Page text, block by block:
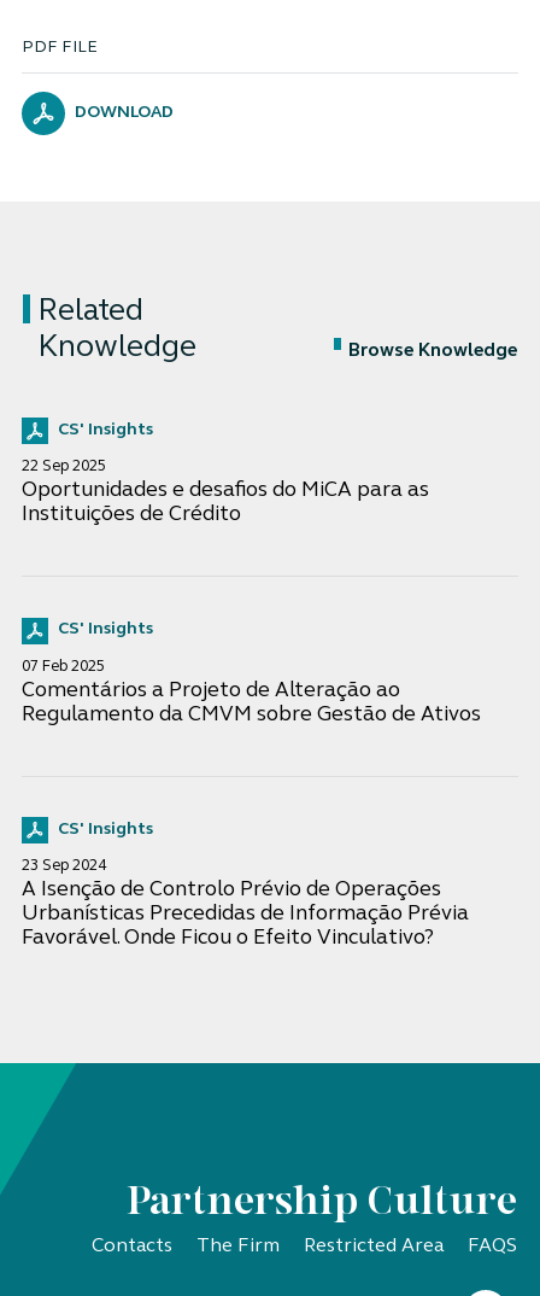
PDF FILE
DOWNLOAD
Related
Knowledge
Browse Knowledge
CS' Insights
22 Sep 2025
Oportunidades e desafios do MiCA para as
Instituições de Crédito
CS' Insights
07 Feb 2025
Comentários a Projeto de Alteração ao
Regulamento da CMVM sobre Gestão de Ativos
CS' Insights
23 Sep 2024
A Isenção de Controlo Prévio de Operações
Urbanísticas Precedidas de Informação Prévia
Favorável. Onde Ficou o Efeito Vinculativo?
Partnership Culture
Contacts The Firm Restricted Area FAQS